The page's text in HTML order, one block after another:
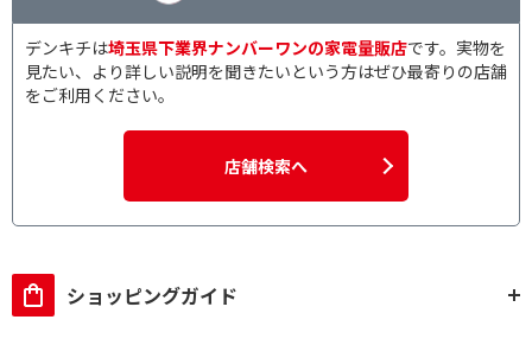
デンキチは埼玉県下業界ナンバーワンの家電量販店です。実物を
見たい、より詳しい説明を聞きたいという方はぜひ最寄りの店舗
をご利用ください。
店舗検索へ
ショッピングガイド